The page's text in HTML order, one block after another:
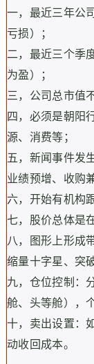
一，最近三年公
亏损）；
二，最近三个季
为盈）；
三，公司总市值
四，必须是朝阳
源、消费等；
五，新闻事件发
业绩预增、收购
六，开始有机构
七，股价总体是
八，图形上形成
缩量十字星、突
九，仓位控制：
舱、头等舱），
十，卖出设置：
动收回成本。